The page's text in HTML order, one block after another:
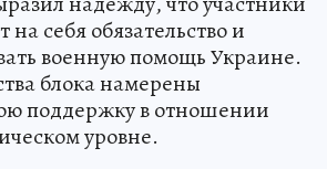
на себя обязательство и
военную помощь Украине.
блока намерены
поддержку в отношении
уровне.